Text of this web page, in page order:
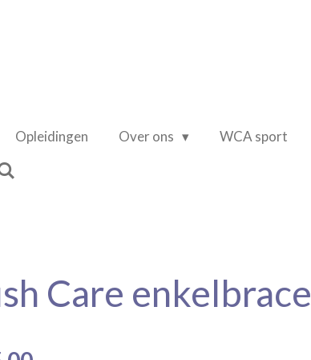
Opleidingen Over ons WCA sport
Care enkelbrace